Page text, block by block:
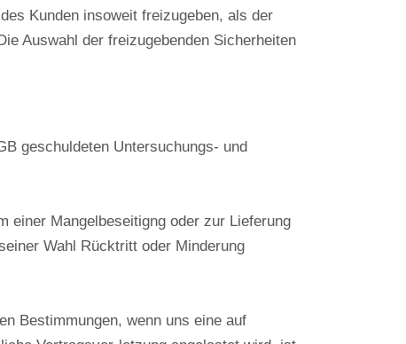
Kunden insoweit freizugeben, als der
Auswahl der freizugebenden Sicherheiten
geschuldeten Untersuchungs- und
einer Mangelbeseitigng oder zur Lieferung
Wahl Rücktritt oder Minderung
Bestimmungen, wenn uns eine auf